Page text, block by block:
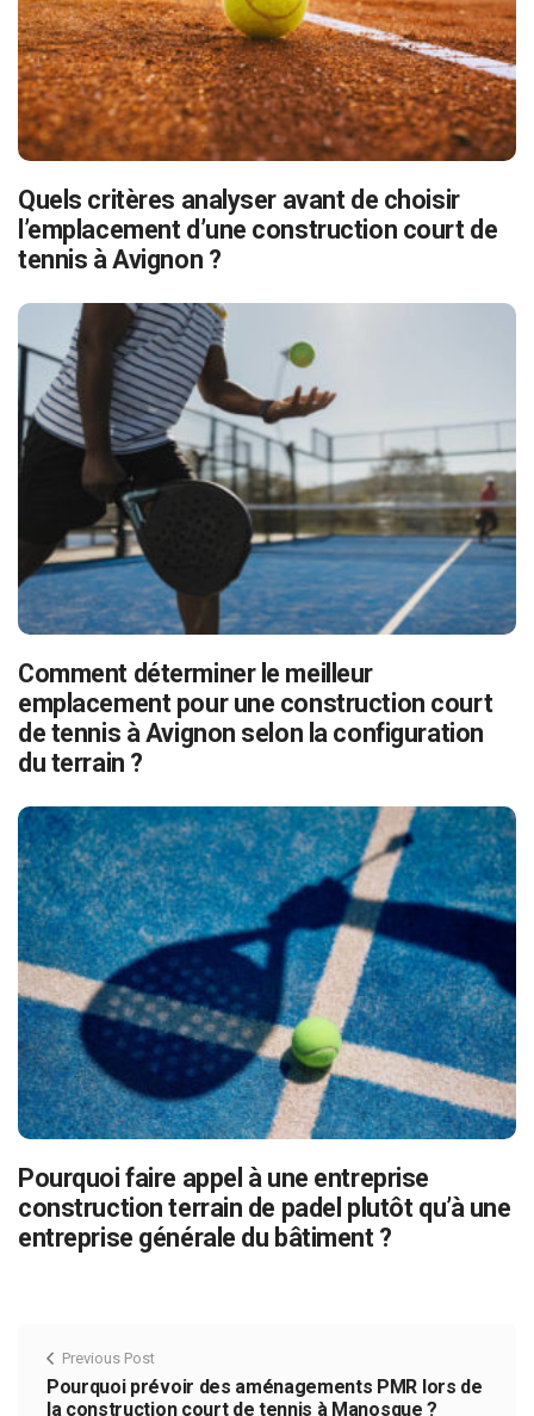
Quels critères analyser avant de choisir
l’emplacement d’une construction court de
tennis à Avignon ?
Comment déterminer le meilleur
emplacement pour une construction court
de tennis à Avignon selon la configuration
du terrain ?
Pourquoi faire appel à une entreprise
construction terrain de padel plutôt qu’à une
entreprise générale du bâtiment ?
Previous Post
Pourquoi prévoir des aménagements PMR lors de
la construction court de tennis à Manosque ?